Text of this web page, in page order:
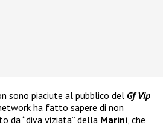
sono piaciute al pubblico del Gf Vip
ha fatto sapere di non
da “diva viziata” della Marini , che